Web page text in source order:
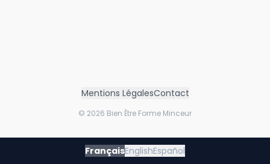
Mentions LégalesContact
© 2026 Bien Être Forme Minceur
FrançaisEnglishEspañol